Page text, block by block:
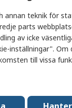
32A
Sockel
annan teknik för
parts
av icke
inställningar".
till vissa